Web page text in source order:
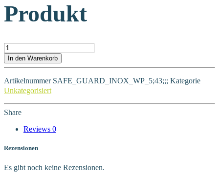
Produkt
Produkt Menge
In den Warenkorb
Artikelnummer SAFE_GUARD_INOX_WP_5;43;;; Kategorie
Unkategorisiert
Share
Reviews 0
Rezensionen
Es gibt noch keine Rezensionen.